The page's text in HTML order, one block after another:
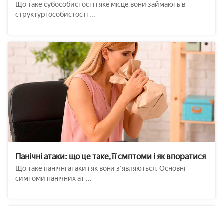
Що таке субособистості і яке місце вони займають в
структурі особистості ...
Панічні атаки: що це таке, її смптоми і як впоратися
Що таке панічні атаки і як вони з'являються. Основні
симтоми панічних ат ...